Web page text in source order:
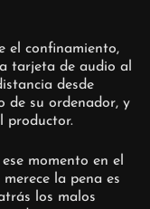
el confinamiento,
tarjeta de audio al
desde
de su ordenador, y
productor.
momento en el
la pena es
los malos